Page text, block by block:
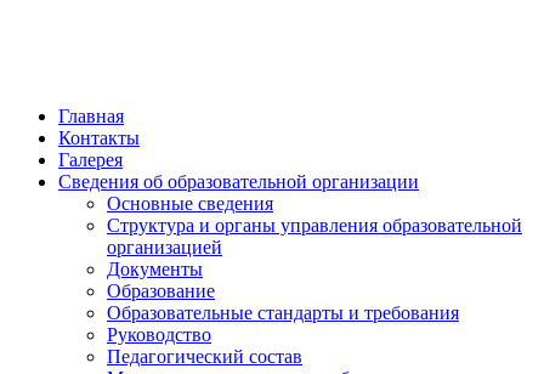
Главная
Контакты
Галерея
Сведения об образовательной организации
Основные сведения
Структура и органы управления образовательной
организацией
Документы
Образование
Образовательные стандарты и требования
Руководство
Педагогический состав